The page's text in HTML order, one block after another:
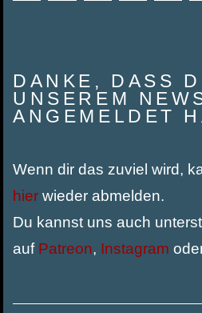
DANKE, DASS
UNSEREM
ANGEMELDET
Wenn dir das zuviel wird,
hier wieder abmelden.
Du kannst uns auch
auf Patreon, Instagram